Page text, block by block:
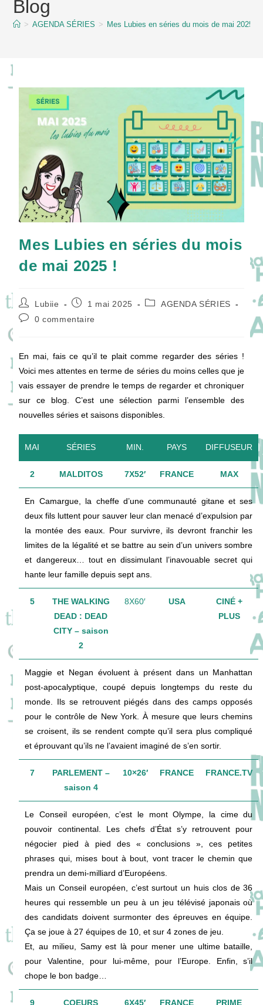
contentBlog
> AGENDA SÉRIES > Mes Lubies en séries du mois de mai 2025 !
Mes Lubies en séries du mois
de mai 2025 !
Auteur/autrice
de
la
Lubiie
Publication
1 mai 2025
PostAGENDA SÉRIES
Commentaires
0 commentaire
En mai, fais ce qu’il te plait comme regarder des séries !
Voici mes attentes en terme de séries du moins celles que je
vais essayer de prendre le temps de regarder et chroniquer
sur ce blog. C’est une sélection parmi l’ensemble des
nouvelles séries et saisons disponibles.
MAI SÉRIES MIN. PAYS DIFFUSEUR
2 MALDITOS 7X52′ FRANCE MAX
En Camargue, la cheffe d’une communauté gitane et ses
deux fils luttent pour sauver leur clan menacé d’expulsion par
la montée des eaux. Pour survivre, ils devront franchir les
limites de la légalité et se battre au sein d’un univers sombre
et dangereux… tout en dissimulant l’inavouable secret qui
hante leur famille depuis sept ans.
5
THE WALKING
DEAD : DEAD
CITY – saison
2
8X60′ USA
CINÉ +
PLUS
Maggie et Negan évoluent à présent dans un Manhattan
post-apocalyptique, coupé depuis longtemps du reste du
monde. Ils se retrouvent piégés dans des camps opposés
pour le contrôle de New York. À mesure que leurs chemins
se croisent, ils se rendent compte qu’il sera plus compliqué
et éprouvant qu’ils ne l’avaient imaginé de s’en sortir.
7
PARLEMENT –
saison 4
10×26′ FRANCE FRANCE.TV
Le Conseil européen, c’est le mont Olympe, la cime du
pouvoir continental. Les chefs d’État s’y retrouvent pour
négocier pied à pied des « conclusions », ces petites
phrases qui, mises bout à bout, vont tracer le chemin que
prendra un demi-milliard d’Européens.
Mais un Conseil européen, c’est surtout un huis clos de 36
heures qui ressemble un peu à un jeu télévisé japonais où
des candidats doivent surmonter des épreuves en équipe.
Ça se joue à 27 équipes de 10, et sur 4 zones de jeu.
Et, au milieu, Samy est là pour mener une ultime bataille,
pour Valentine, pour lui-même, pour l’Europe. Enfin, s’il
chope le bon badge…
9
COEURS
6X45′ FRANCE
PRIME